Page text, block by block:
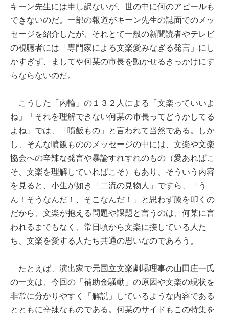
キーン先生には申し訳ないが、世の中に何のアピールも
できないのだ。一部の報道がキーン先生の誌面でのメッ
セージを紹介したが、それとて一般の新聞読者やテレビ
の視聴者には「専門家による文楽愛みなぎる発言」にし
かすぎず、ましてや何某の市長を動かせるきっかけにす
らならないのだ。
こうした「内輪」の１３２人による「文楽っていいよ
ね」「それを理解できない何某の市長ってどうかしてる
よね」では、「噴飯もの」と言われて当然である。しか
し、そんな噴飯もののメッセージの中には、文楽や文楽
協会への辛辣な発言や暴論すれすれのもの（愛あればこ
そ、文楽を理解していればこそ）もあり、そういう内容
を見ると、小生が如き「二流の見物人」ですら、「う
ん！そうなんだ！、そこなんだ！」と思わず膝を叩くの
だから、文楽が抱える問題や課題と言うのは、何某に言
われるまでもなく、常日頃から文楽に接している人た
ち、文楽を愛する人たち共通の思いなのであろう。
たとえば、演出家で元国立文楽劇場理事の山田庄一氏
の一文は、今回の「補助金騒動」の原因や文楽の現状を
非常に分かりやすく「解説」しているような内容である
とともに辛辣なものである。何某のサイドもこの特集を